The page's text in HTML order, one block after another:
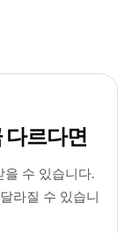
다르다면
수 있습니다.
라질 수 있습니